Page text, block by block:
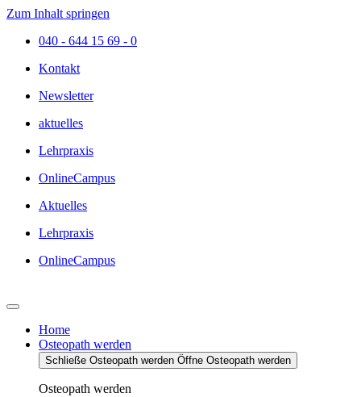
Zum Inhalt springen
040 - 644 15 69 - 0
Kontakt
Newsletter
aktuelles
Lehrpraxis
OnlineCampus
Aktuelles
Lehrpraxis
OnlineCampus
Home
Osteopath werden
Schließe Osteopath werden Öffne Osteopath werden
Osteopath werden